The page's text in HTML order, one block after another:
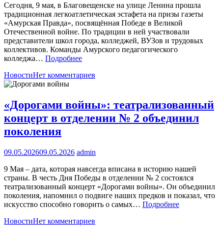
Сегодня, 9 мая, в Благовещенске на улице Ленина прошла
традиционная легкоатлетическая эстафета на призы газеты
«Амурская Правда», посвящённая Победе в Великой
Отечественной войне. По традиции в ней участвовали
представители школ города, колледжей, ВУЗов и трудовых
коллективов. Команды Амурского педагогического
колледжа… Подробнее
НовостиНет комментариев
«Дорогами войны»: театрализованный
концерт в отделении № 2 объединил
поколения
09.05.202609.05.2026 admin
9 Мая – дата, которая навсегда вписана в историю нашей
страны. В честь Дня Победы в отделении № 2 состоялся
театрализованный концерт «Дорогами войны». Он объединил
поколения, напомнил о подвиге наших предков и показал, что
искусство способно говорить о самых… Подробнее
НовостиНет комментариев